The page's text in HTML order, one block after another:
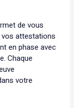
de vous
vos attestations
en phase avec
Chaque
votre